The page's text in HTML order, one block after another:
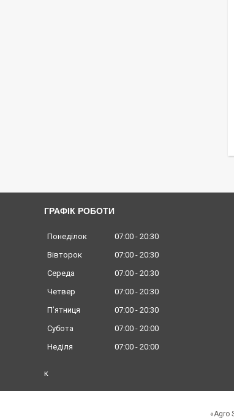
ГРАФІК РОБОТИ
Понеділок 07:00
20:30
Вівторок
07:00
20:30
Середа
07:00
20:30
Четвер
07:00
20:30
Пʼятниця
07:00
20:30
Субота
07:00
20:00
Неділя
07:00 20:00
к